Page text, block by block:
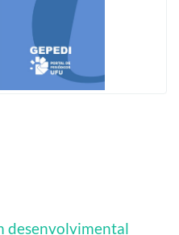
desenvolvimental